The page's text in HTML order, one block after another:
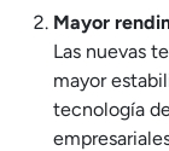
Mayor
Las nuevas
mayor
tecnología